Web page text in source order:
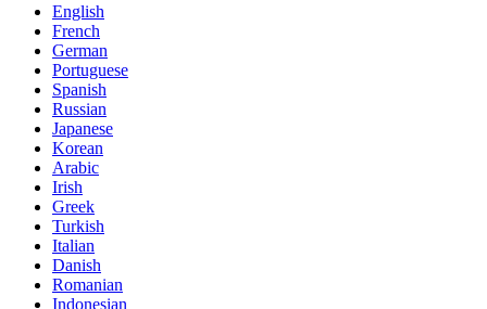
English
French
German
Portuguese
Spanish
Russian
Japanese
Korean
Arabic
Irish
Greek
Turkish
Italian
Danish
Romanian
Indonesian